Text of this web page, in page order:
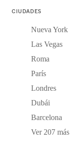
CIUDADES
Nueva York
Las Vegas
Roma
París
Londres
Dubái
Barcelona
Ver 207 más